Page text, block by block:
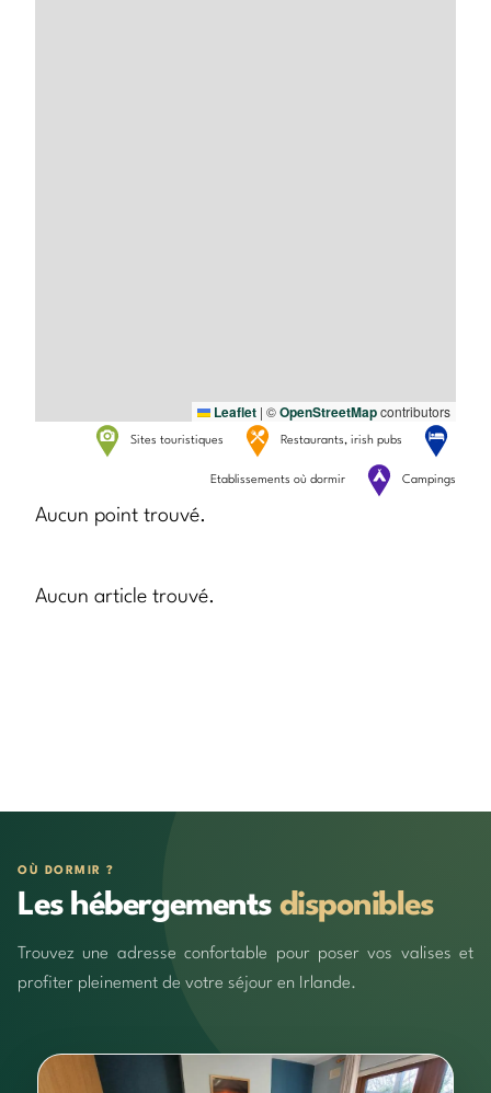
Leaflet | ©OpenStreetMapcontributors
Sites touristiques Restaurants, irish pubs
Etablissements où dormir Campings
Aucun point trouvé.
Aucun article trouvé.
OÙ DORMIR ?
Les hébergements disponibles
Trouvez une adresse confortable pour poser vos valises et
profiter pleinement de votre séjour en Irlande.